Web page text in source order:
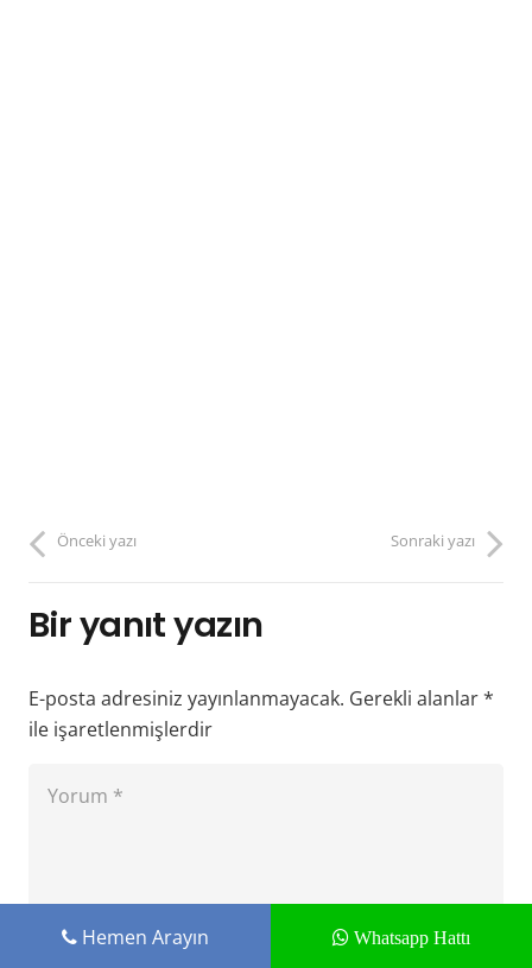
Önceki yazı Sonraki yazı
Bir yanıt yazın
E-posta adresiniz yayınlanmayacak. Gerekli alanlar*
ile işaretlenmişlerdir
Hemen Arayın Whatsapp Hattı